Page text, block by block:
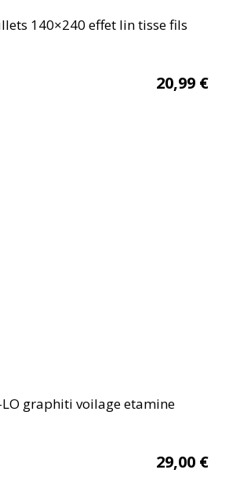
140×240 effet lin tisse fils
20,99 €
graphiti voilage etamine
29,00 €